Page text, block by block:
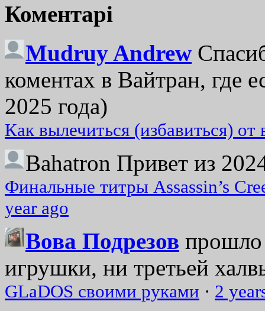
Коментарі
Mudruy Andrew
коментах в Вайтран, где
2025 года)
Как вылечиться (избавиться)
Bahatron Привет из
Финальные титры Assassin’s
year ago
Вова Подрезов прошло
игрушки, ни третьей
GLaDOS своими руками · 2